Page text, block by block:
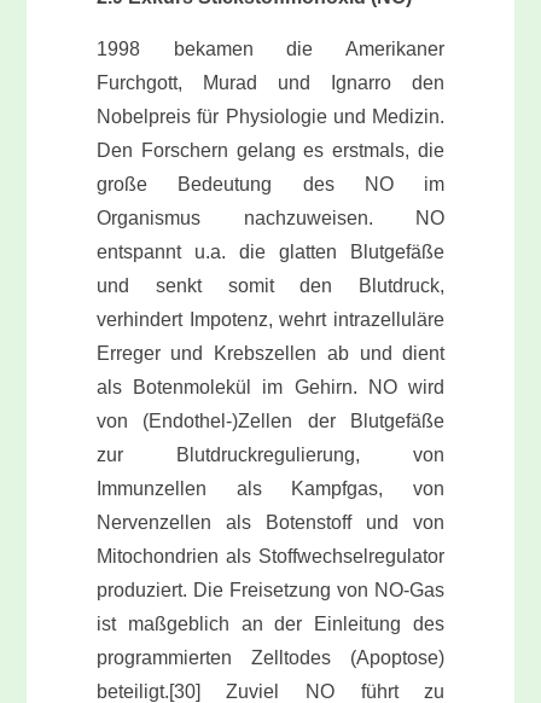
1998 bekamen die Amerikaner
Furchgott, Murad und Ignarro den
Nobelpreis für Physiologie und Medizin.
Den Forschern gelang es erstmals, die
große Bedeutung des NO im
Organismus nachzuweisen. NO
entspannt u.a. die glatten Blutgefäße
und senkt somit den Blutdruck,
verhindert Impotenz, wehrt intrazelluläre
Erreger und Krebszellen ab und dient
als Botenmolekül im Gehirn. NO wird
von (Endothel-)Zellen der Blutgefäße
zur Blutdruckregulierung, von
Immunzellen als Kampfgas, von
Nervenzellen als Botenstoff und von
Mitochondrien als Stoffwechselregulator
produziert. Die Freisetzung von NO-Gas
ist maßgeblich an der Einleitung des
programmierten Zelltodes (Apoptose)
beteiligt.[30] Zuviel NO führt zu